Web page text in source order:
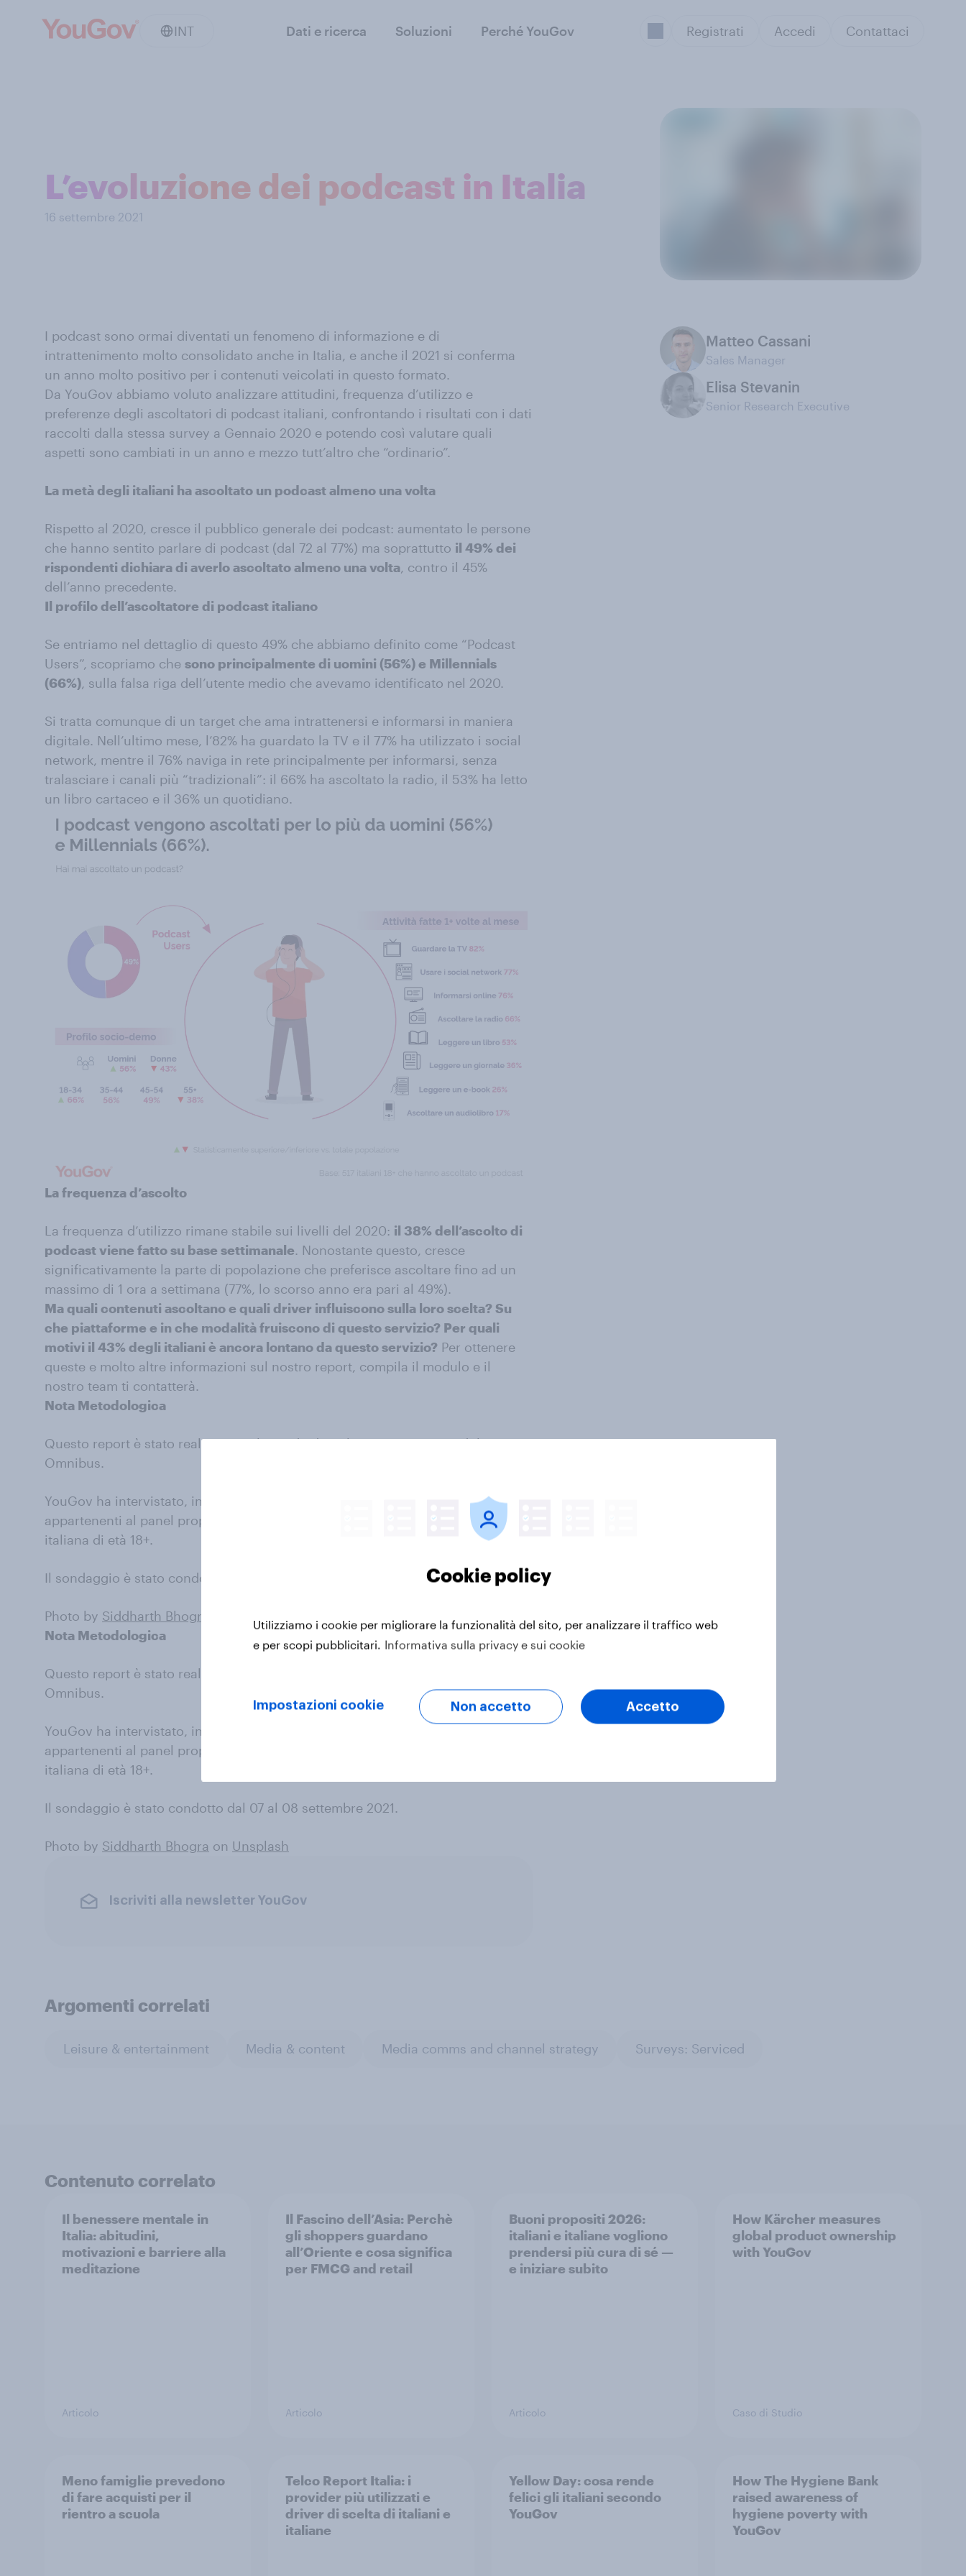
INT Dati e ricerca Soluzioni Perché YouGov Registrati Accedi Contattaci
L’evoluzione dei podcast in Italia
16 settembre 2021
I podcast sono ormai diventati un fenomeno di informazione e di
intrattenimento molto consolidato anche in Italia, e anche il 2021 si conferma
un anno molto positivo per i contenuti veicolati in questo formato.
Da YouGov abbiamo voluto analizzare attitudini, frequenza d’utilizzo e
preferenze degli ascoltatori di podcast italiani, confrontando i risultati con i dati
raccolti dalla stessa survey a Gennaio 2020 e potendo così valutare quali
aspetti sono cambiati in un anno e mezzo tutt’altro che “ordinario”.
La metà degli italiani ha ascoltato un podcast almeno una volta
Rispetto al 2020, cresce il pubblico generale dei podcast: aumentato le persone
che hanno sentito parlare di podcast (dal 72 al 77%) ma soprattutto il 49% dei
rispondenti dichiara di averlo ascoltato almeno una volta, contro il 45%
dell’anno precedente.
Il profilo dell’ascoltatore di podcast italiano
Se entriamo nel dettaglio di questo 49% che abbiamo definito come “Podcast
Users”, scopriamo che sono principalmente di uomini (56%) e Millennials
(66%), sulla falsa riga dell’utente medio che avevamo identificato nel 2020.
Si tratta comunque di un target che ama intrattenersi e informarsi in maniera
digitale. Nell’ultimo mese, l’82% ha guardato la TV e il 77% ha utilizzato i social
network, mentre il 76% naviga in rete principalmente per informarsi, senza
tralasciare i canali più “tradizionali”: il 66% ha ascoltato la radio, il 53% ha letto
un libro cartaceo e il 36% un quotidiano.
La frequenza d’ascolto
La frequenza d’utilizzo rimane stabile sui livelli del 2020: il 38% dell’ascolto di
podcast viene fatto su base settimanale. Nonostante questo, cresce
significativamente la parte di popolazione che preferisce ascoltare fino ad un
massimo di 1 ora a settimana (77%, lo scorso anno era pari al 49%).
Ma quali contenuti ascoltano e quali driver influiscono sulla loro scelta? Su
che piattaforme e in che modalità fruiscono di questo servizio? Per quali
motivi il 43% degli italiani è ancora lontano da questo servizio? Per ottenere
queste e molto altre informazioni sul nostro report, compila il modulo e il
nostro team ti contatterà.
Nota Metodologica
Questo report è stato realizzato utilizzando dati rilevati tramite metodologia
Omnibus.
YouGov ha intervistato, in modalità CAWI, un campione di 1.054 rispondenti,
appartenenti al panel proprietario YouGov e rappresentativi della popolazione
italiana di età 18+.
Il sondaggio è stato condotto dal 07 al 08 settembre 2021.
Photo by Siddharth Bhogra
Nota Metodologica
Questo report è stato realizzato utilizzando dati rilevati tramite metodologia
Omnibus.
YouGov ha intervistato, in modalità CAWI, un campione di 1.054 rispondenti,
appartenenti al panel proprietario YouGov e rappresentativi della popolazione
italiana di età 18+.
Il sondaggio è stato condotto dal 07 al 08 settembre 2021.
Photo by Siddharth Bhogra on Unsplash
Iscriviti alla newsletter YouGov
Matteo Cassani
Sales Manager
Elisa Stevanin
Senior Research Executive
Argomenti correlati
Leisure & entertainment Media & content Media comms and channel strategy Surveys: Serviced
Contenuto correlato
Il benessere mentale in
Italia: abitudini,
motivazioni e barriere alla
meditazione
Articolo
Il Fascino dell’Asia: Perchè
gli shoppers guardano
all’Oriente e cosa significa
per FMCG and retail
Articolo
Buoni propositi 2026:
italiani e italiane vogliono
prendersi più cura di sé —
e iniziare subito
Articolo
How Kärcher measures
global product ownership
with YouGov
Caso di Studio
Meno famiglie prevedono
di fare acquisti per il
rientro a scuola
Telco Report Italia: i
provider più utilizzati e
driver di scelta di italiani e
italiane
Yellow Day: cosa rende
felici gli italiani secondo
YouGov
How The Hygiene Bank
raised awareness of
hygiene poverty with
YouGov
Cookie policy
Utilizziamo i cookie per migliorare la funzionalità del sito, per analizzare il traffico web
e per scopi pubblicitari. Informativa sulla privacy e sui cookie
Impostazioni cookie Non accetto Accetto